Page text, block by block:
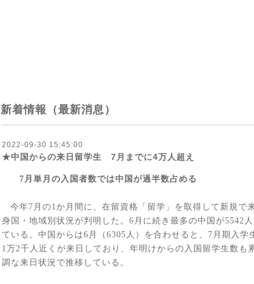
新着情報（最新消息）
2022-09-30 15:45:00
★中国からの来日留学生 7月までに4万人超え
7 月単月の入国者数では中国が過半数占める
今年7 月の1か月間に、在留資格「留学」を取得して新規で
身国・地域別状況が判明した。 6 月に続き最多の中国が5542
ている 。中国からは6 月（ 6305 人）を合わせると、 7 月期入学
1万2千人近くが来日しており、年明けからの入国留学生数も
調な来日状況で推移している。